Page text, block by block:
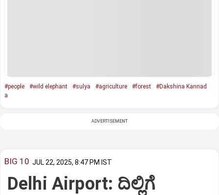
#people #wild elephant #sulya #agriculture #forest
#Dakshina Kannad
a
ADVERTISEMENT
BIG 10 JUL 22, 2025, 8:47 PM IST
Delhi Airport: ದಿಲ್ಲಿಗೆ